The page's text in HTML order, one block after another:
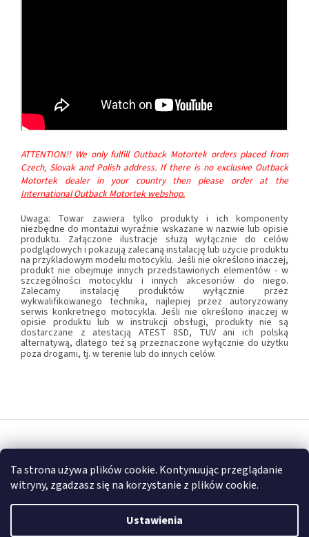
Ta strona używa plików cookie. Kontynuując przeglądanie
witryny, zgadzasz się na korzystanie z plików cookie.
Ustawienia
ATTENTION!! We only fulfill Outback Motortek orders placed from
Czech, Slovak and Polish address. If there is no exclusive Outback
Motortek dealer in your country then please order at the
International Outback Motortek webshop.
Uwaga: Towar zawiera tylko produkty i ich komponenty
niezbędne do montażui wyraźnie wskazane w nazwie lub opisie
produktu. Załączone ilustracje służą wyłącznie do celów
podglądowych i pokazują zalecaną instalację lub użycie produktu
na przykladowym modelu motocyklu. Jeśli nie określono inaczej,
produkt nie obejmuje innych przedstawionych elementów - w
szczególności motocyklu i innych akcesoriów do niego.
Zalecamy instalację produktów wyłącznie przez
wykwalifikowanego technika, najlepiej przez autoryzowany
serwis konkretnego motocykla. Jeśli nie określono inaczej w
opisie produktu lub w instrukcji obsługi, produkty nie są
dostarczane z atestacją ATEST 8SD, TUV ani ich polską
alternatywą, dlatego też są przeznaczone wyłącznie do użytku
poza drogami, tj. w terenie lub do innych celów.
o
Copyright 2026 FULLGARAGE . Wszystkie prawa zastrzeżone.